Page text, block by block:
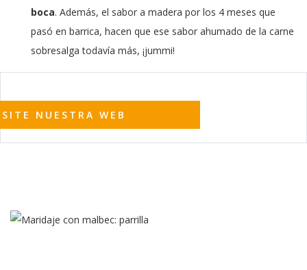
boca. Además, el sabor a madera por los 4 meses que
pasó en barrica, hacen que ese sabor ahumado de la carne
sobresalga todavía más, ¡jummi!
NUESTRA WEB